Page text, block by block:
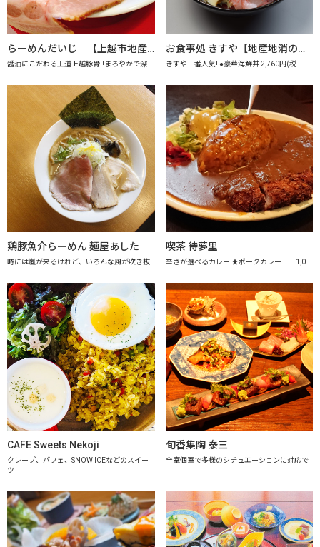
らーめんだいじ 【上越市地産地消推進の店認定店】
醤油にこだわる王道上越豚骨!!まろやかで深
お食事処 きすや【地産地消の店認定店】
きすや一番人気! ●豪華海鮮丼 2,760円(税
鶏豚魚介らーめん 麺屋あした
時には嵐が来るけれど、いろんな風が吹き抜
喫茶 待夢里
辛さが選べるカレー ★ポークカレー 1,0
CAFE Sweets Nekoji
クレープ、パフェ、SNOW ICEなどのスイー
ツ
旬香集陶 泰三
全室個室で多様のシチュエーションに対応で